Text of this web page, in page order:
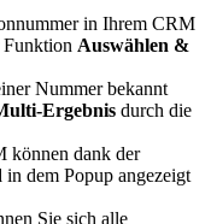
in Ihrem CRM
Auswählen &
Nummer bekannt
Ergebnis durch die
können dank der
in dem Popup angezeigt
Sie sich alle